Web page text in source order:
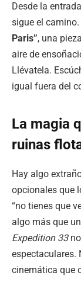
Desde la
sigue el
Paris”, una
aire de
Llévatela.
igual fuera del
La magia
ruinas
Hay algo
opcionales que
“no tienes que
algo más que
Expedition 33no
espectaculares.
cinemática que